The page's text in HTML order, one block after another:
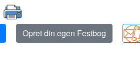
Opret din egen Festbog